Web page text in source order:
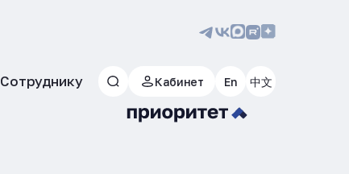
Сотруднику
Кабинет En 中文